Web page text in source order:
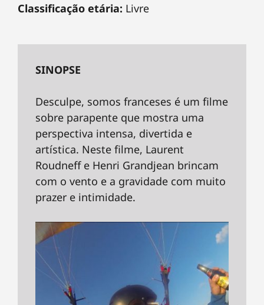
Classificação etária: Livre
SINOPSE
Desculpe, somos franceses é um filme
sobre parapente que mostra uma
perspectiva intensa, divertida e
artística. Neste filme, Laurent
Roudneff e Henri Grandjean brincam
com o vento e a gravidade com muito
prazer e intimidade.